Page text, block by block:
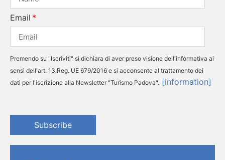
Email
Premendo su "Iscriviti" si dichiara di aver preso visione dell'informativa ai
sensi dell'art. 13 Reg. UE 679/2016 e si acconsente al trattamento dei
dati per l'iscrizione alla Newsletter "Turismo Padova". [information]
Subscribe